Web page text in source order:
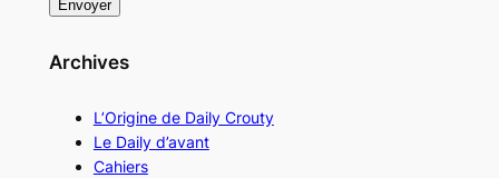
Archives
L’Origine de Daily Crouty
Le Daily d’avant
Cahiers